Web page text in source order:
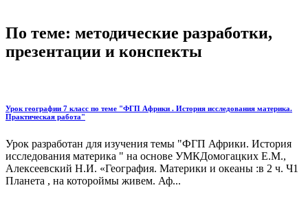
По теме: методические разработки,
презентации и конспекты
Урок географии 7 класс по теме "ФГП Африки . История исследования материка.
Практическая работа"
Урок разработан для изучения темы "ФГП Африки. История
исследования материка " на основе УМКДомогацких Е.М.,
Алексеевский Н.И. «География. Материки и океаны :в 2 ч. Ч1
Планета , на котороймы живем. Аф...